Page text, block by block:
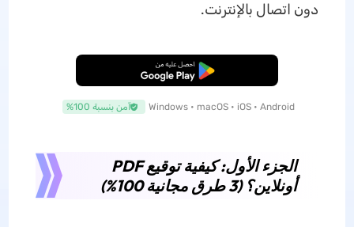
دون اتصال بالإنترنت.
تنزيل مجاني
Windows • macOS • iOS • Android آمن بنسبة 100%
الجزء الأول: كيفية توقيع PDF
أونلاين؟ (3 طرق مجانية 100%)